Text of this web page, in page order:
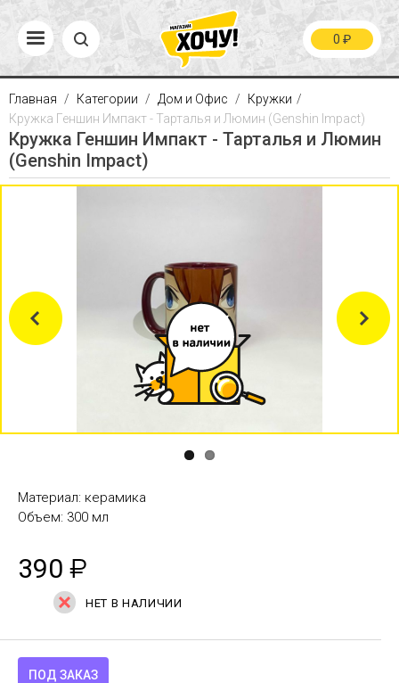
0 ₽
Главная Категории Дом и Офис
Кружки
Кружка Геншин Импакт - Тарталья и Люмин (Genshin Impact)
Кружка Геншин Импакт - Тарталья и Люмин
(Genshin Impact)
Материал: керамика
Объем: 300 мл
390 ₽
НЕТ В НАЛИЧИИ
ПОД ЗАКАЗ